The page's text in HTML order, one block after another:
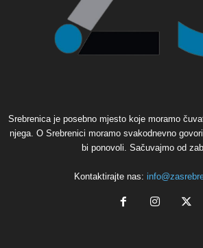
Srebrenica je posebno mjesto koje moramo
njega. O Srebrenici moramo svakodnevno
bi ponovoli. Sačuvajmo od
Kontaktirajte nas: